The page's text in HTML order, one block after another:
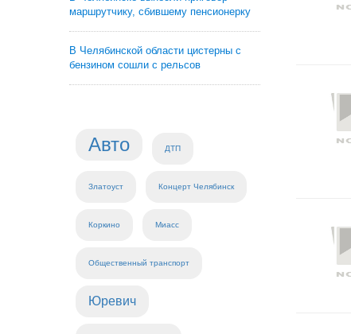
маршрутчику, сбившему пенсионерку
В Челябинской области цистерны с
бензином сошли с рельсов
Авто ДТП
Златоуст Концерт Челябинск
Коркино Миасс
Общественный транспорт
Юревич